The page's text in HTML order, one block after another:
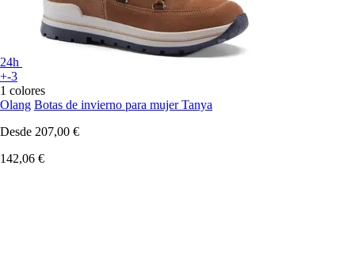
24h
+-3
1 colores
Olang Botas de invierno para mujer Tanya
Desde 207,00 €
142,06 €